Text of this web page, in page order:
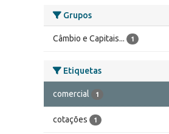
Grupos
Câmbio e Capitais... 1
Etiquetas
comercial 1
cotações 1